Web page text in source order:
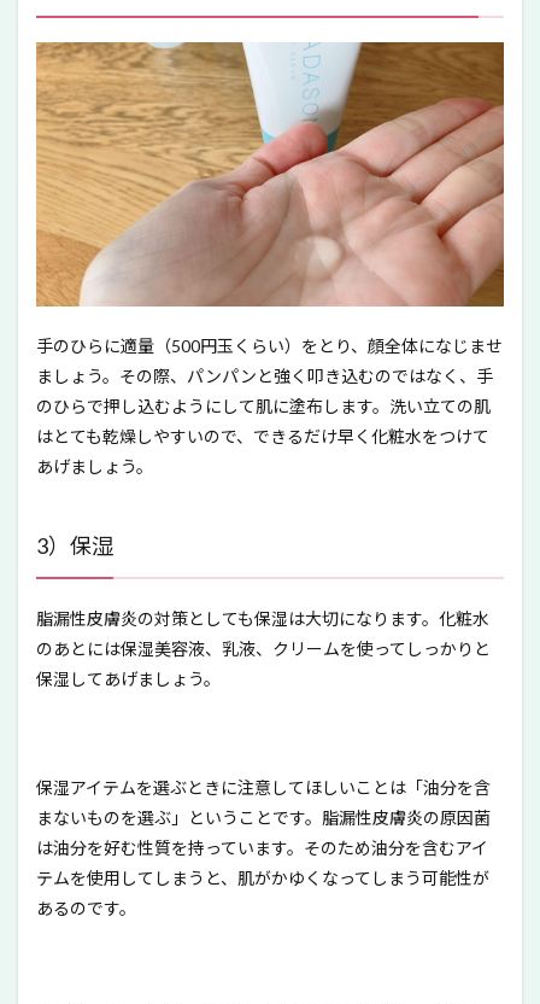
手のひらに適量（500円玉くらい）をとり、顔全体になじませ
ましょう。その際、パンパンと強く叩き込むのではなく、手
のひらで押し込むようにして肌に塗布します。洗い立ての肌
はとても乾燥しやすいので、できるだけ早く化粧水をつけて
あげましょう。
3）保湿
脂漏性皮膚炎の対策としても保湿は大切になります。化粧水
のあとには保湿美容液、乳液、クリームを使ってしっかりと
保湿してあげましょう。
保湿アイテムを選ぶときに注意してほしいことは「油分を含
まないものを選ぶ」ということです。脂漏性皮膚炎の原因菌
は油分を好む性質を持っています。そのため油分を含むアイ
テムを使用してしまうと、肌がかゆくなってしまう可能性が
あるのです。